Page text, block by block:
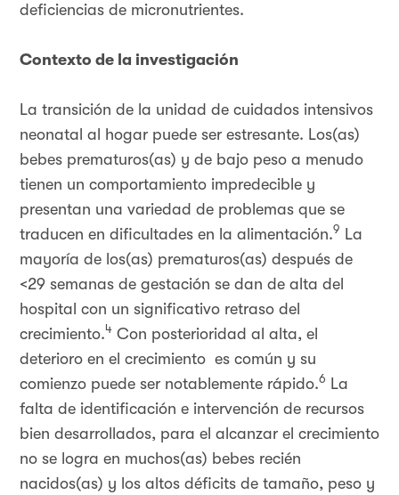
deficiencias de micronutrientes.
Contexto de la investigación
La transición de la unidad de cuidados intensivos
neonatal al hogar puede ser estresante. Los(as)
bebes prematuros(as) y de bajo peso a menudo
tienen un comportamiento impredecible y
presentan una variedad de problemas que se
traducen en dificultades en la alimentación.9 La
mayoría de los(as) prematuros(as) después de
<29 semanas de gestación se dan de alta del
hospital con un significativo retraso del
crecimiento.4 Con posterioridad al alta, el
deterioro en el crecimiento es común y su
comienzo puede ser notablemente rápido.6 La
falta de identificación e intervención de recursos
bien desarrollados, para el alcanzar el crecimiento
no se logra en muchos(as) bebes recién
nacidos(as) y los altos déficits de tamaño, peso y